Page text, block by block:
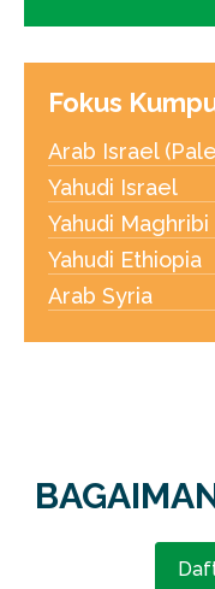
Fokus
Arab Israel
Yahudi Israel
Yahudi Maghribi
Yahudi Ethiopia
Arab Syria